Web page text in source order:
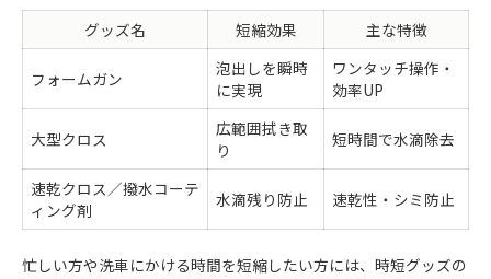
グッズ名 短縮効果 主な特徴
フォームガン
泡出しを瞬時
に実現
ワンタッチ操作・
効率UP
大型クロス
広範囲拭き取
り
短時間で水滴除去
速乾クロス／撥水コーテ
ィング剤
水滴残り防止 速乾性・シミ防止
忙しい方や洗車にかける時間を短縮したい方には、時短グッズの